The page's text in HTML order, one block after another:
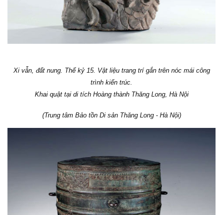
Xi vẫn, đất nung. Thế kỷ 15. Vật liệu trang trí gắn trên nóc mái công
trình kiến trúc.
Khai quật tại di tích Hoàng thành Thăng Long, Hà Nội
(Trung tâm Bảo tồn Di sản Thăng Long - Hà Nội)